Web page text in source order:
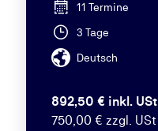
11 Termine
3 Tage
Deutsch
892,50 € inkl. USt
750,00 € zzgl. USt